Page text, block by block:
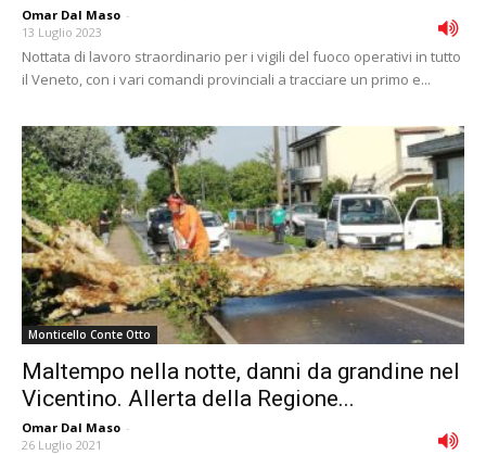
Omar Dal Maso -
13 Luglio 2023
Nottata di lavoro straordinario per i vigili del fuoco operativi in tutto
il Veneto, con i vari comandi provinciali a tracciare un primo e...
Monticello Conte Otto
Maltempo nella notte, danni da grandine nel
Vicentino. Allerta della Regione...
Omar Dal Maso -
26 Luglio 2021